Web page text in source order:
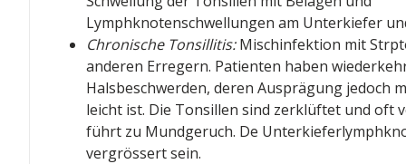
Lymphknotenschwellungen am Unterkiefer
Chronische Tonsillitis:Mischinfektion mit
anderen Erregern. Patienten haben
Halsbeschwerden, deren Ausprägung jedoch
leicht ist. Die Tonsillen sind zerklüftet und oft
führt zu Mundgeruch. De
vergrössert sein.